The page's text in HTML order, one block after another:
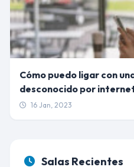
Salas Recientes
Cómo puedo ligar con
desconocido por
16 Jan, 2023